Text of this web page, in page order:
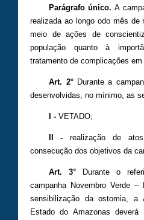
Parágrafo único. A
realizada ao longo odo mês de
meio de ações de
população quanto à
tratamento de complicações em
Art. 2° Durante a
desenvolvidas, no mínimo, as
I -VETADO;
II - realização de
consecução dos objetivos da
Art. 3°Durante o
campanha Novembro Verde
sensibilização da ostomia, a
Estado do Amazonas